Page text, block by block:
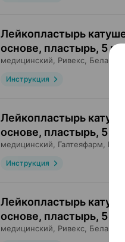
Лейкопластырь
основе, пластырь, 5 м
медицинский, Ривекс , Беларусь
Инструкция
Лейкопластырь
основе, пластырь, 5 м
медицинский, Галтеяфарм ,
Инструкция
Лейкопластырь
основе, пластырь, 5 м
медицинский, Ривекс , Беларусь